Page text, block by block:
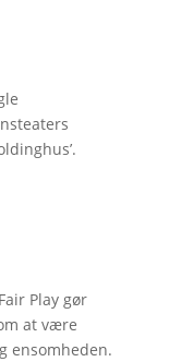
Play gør
at være
ensomheden.